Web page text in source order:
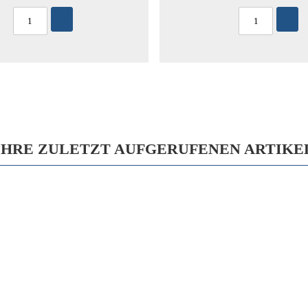
ZULETZT AUFGERUFENEN